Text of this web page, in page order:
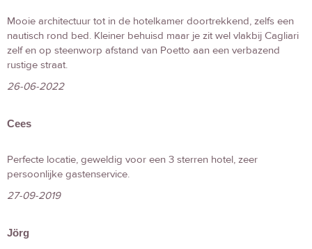
Mooie architectuur tot in de hotelkamer doortrekkend, zelfs een
nautisch rond bed. Kleiner behuisd maar je zit wel vlakbij Cagliari
zelf en op steenworp afstand van Poetto aan een verbazend
rustige straat.
26-06-2022
Cees
Perfecte locatie, geweldig voor een 3 sterren hotel, zeer
persoonlijke gastenservice.
27-09-2019
Jörg